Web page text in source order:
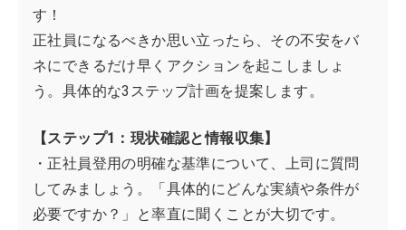
す！
正社員になるべきか思い立ったら、その不安をバ
ネにできるだけ早くアクションを起こしましょ
う。具体的な3ステップ計画を提案します。
【ステップ1：現状確認と情報収集】
・正社員登用の明確な基準について、上司に質問
してみましょう。「具体的にどんな実績や条件が
必要ですか？」と率直に聞くことが大切です。